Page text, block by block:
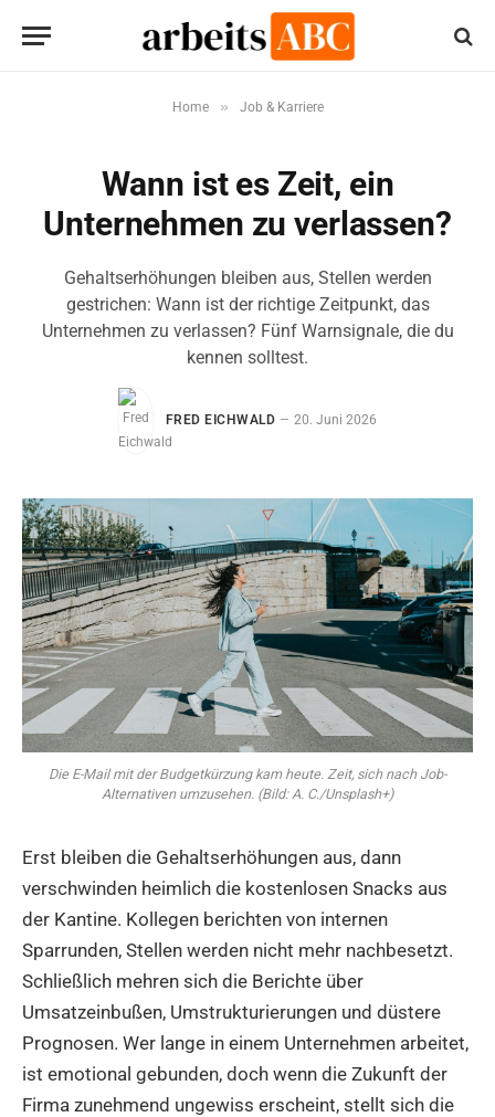
Home » Job & Karriere
Wann ist es Zeit, ein
Unternehmen zu verlassen?
Gehaltserhöhungen bleiben aus, Stellen werden
gestrichen: Wann ist der richtige Zeitpunkt, das
Unternehmen zu verlassen? Fünf Warnsignale, die du
kennen solltest.
FRED EICHWALD 20. Juni 2026
Die E-Mail mit der Budgetkürzung kam heute. Zeit, sich nach Job-
Alternativen umzusehen. (Bild: A. C./Unsplash+)
Erst bleiben die Gehaltserhöhungen aus, dann
verschwinden heimlich die kostenlosen Snacks aus
der Kantine. Kollegen berichten von internen
Sparrunden, Stellen werden nicht mehr nachbesetzt.
Schließlich mehren sich die Berichte über
Umsatzeinbußen, Umstrukturierungen und düstere
Prognosen. Wer lange in einem Unternehmen arbeitet,
ist emotional gebunden, doch wenn die Zukunft der
Firma zunehmend ungewiss erscheint, stellt sich die